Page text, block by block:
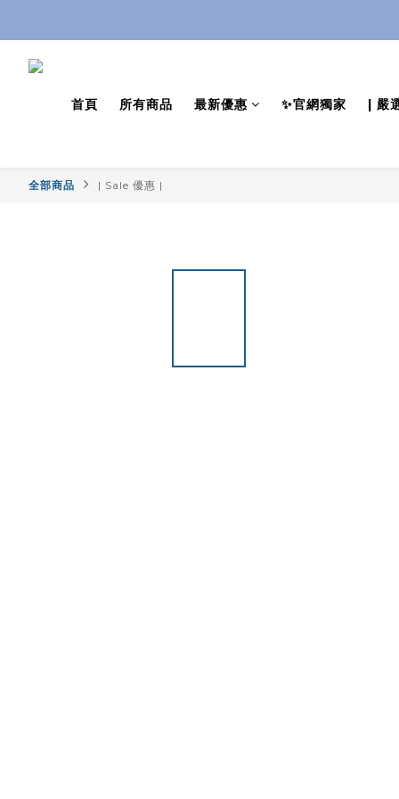
首頁 所有商品 最新優惠 ✨官網獨家 | 嚴
全部商品 | Sale 優惠 |